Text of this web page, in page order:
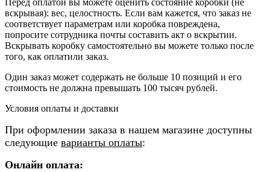
Перед оплатой вы можете оценить состояние коробки (не
вскрывая): вес, целостность. Если вам кажется, что заказ не
соответствует параметрам или коробка повреждена,
попросите сотрудника почты составить акт о вскрытии.
Вскрывать коробку самостоятельно вы можете только после
того, как оплатили заказ.
Один заказ может содержать не больше 10 позиций и его
стоимость не должна превышать 100 тысяч рублей.
Условия оплаты и доставки
При оформлении заказа в нашем магазине доступны
следующие варианты оплаты:
Онлайн оплата: